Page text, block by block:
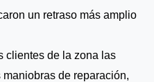
un retraso más amplio
clientes de la zona las
de reparación,